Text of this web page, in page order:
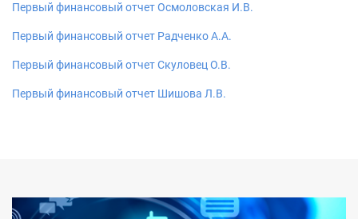
Первый финансовый отчет Осмоловская И.В.
Первый финансовый отчет Радченко А.А.
Первый финансовый отчет Скуловец О.В.
Первый финансовый отчет Шишова Л.В.